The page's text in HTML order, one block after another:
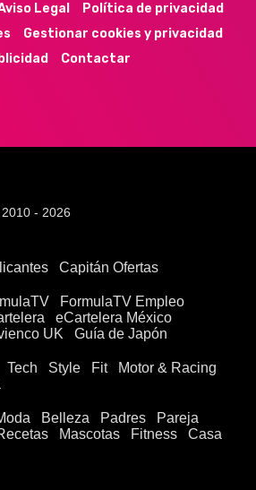
Legal
Política de privacidad
Gestionar cookies y privacidad
Contactar
- 2026
Capitán Ofertas
FormulaTV Empleo
eCartelera México
UK
Guía de Japón
Tech Style Fit
Motor & Racing
Belleza Padres
Pareja
Mascotas Fitness
Casa